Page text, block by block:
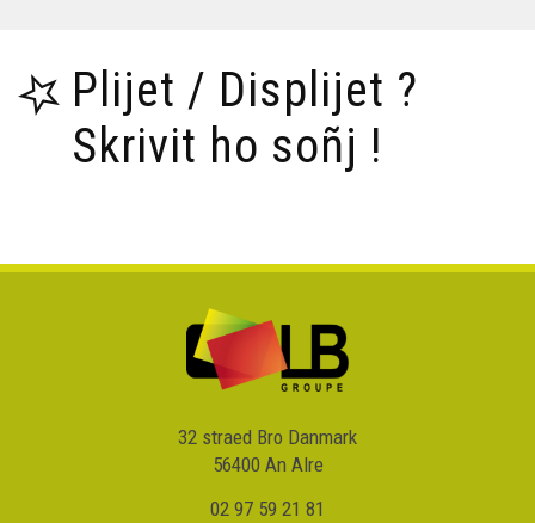
Plijet / Displijet ?
Skrivit ho soñj !
32 straed Bro Danmark
56400 An Alre
02 97 59 21 81